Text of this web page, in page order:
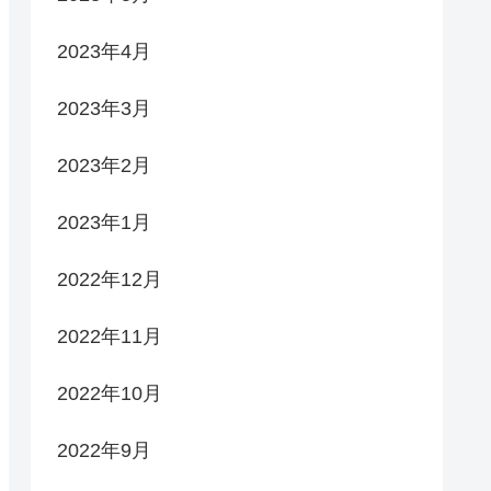
2023年4月
2023年3月
2023年2月
2023年1月
2022年12月
2022年11月
2022年10月
2022年9月